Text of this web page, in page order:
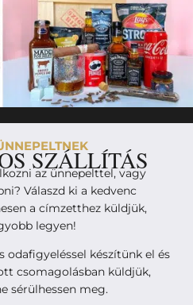
SZÁLLÍTÁS
az ünnepelttel, vagy
Válaszd ki a kedvenc
a címzetthez küldjük,
legyen!
odafigyeléssel készítünk el és
csomagolásban küldjük,
sérülhessen meg.